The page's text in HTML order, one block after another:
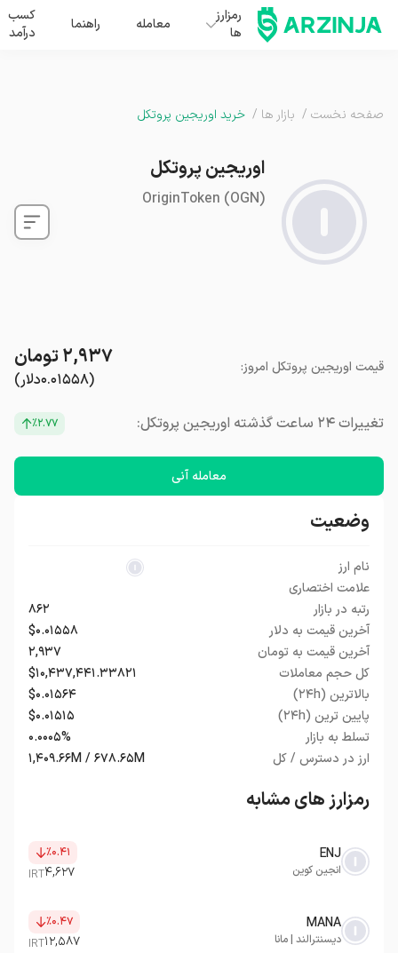
رمزارز
ها
معامله راهنما
کسب
درآمد
صفحه نخست / بازار ها / خرید اوریجین پروتکل
اوریجین پروتکل
OriginToken (OGN)
قیمت اوریجین پروتکل امروز:
(۰.۰۱۵۵۸دلار)
۲,۹۳۷تومان
تغییرات ۲۴ ساعت گذشته اوریجین پروتکل: ٪۲.۷۷
معامله آنی
وضعیت
نام ارز
علامت اختصاری
رتبه در بازار
۸۶۲
آخرین قیمت به دلار
$۰.۰۱۵۵۸
آخرین قیمت به تومان
۲,۹۳۷
کل حجم معاملات
$۱۰,۴۳۷,۴۴۱.۳۳۸۲۱
بالاترین (۲۴h)
$۰.۰۱۵۶۴
پایین ترین (۲۴h)
$۰.۰۱۵۱۵
تسلط به بازار
۰.۰۰۰۵%
ارز در دسترس / کل
۱,۴۰۹.۶۶M / ۶۷۸.۶۵M
رمزارز های مشابه
ENJ
انجین کوین
٪۰.۴۱
۴,۶۲۷IRT
MANA
دیسنترالند | مانا
٪۰.۴۷
۱۲,۵۸۷IRT